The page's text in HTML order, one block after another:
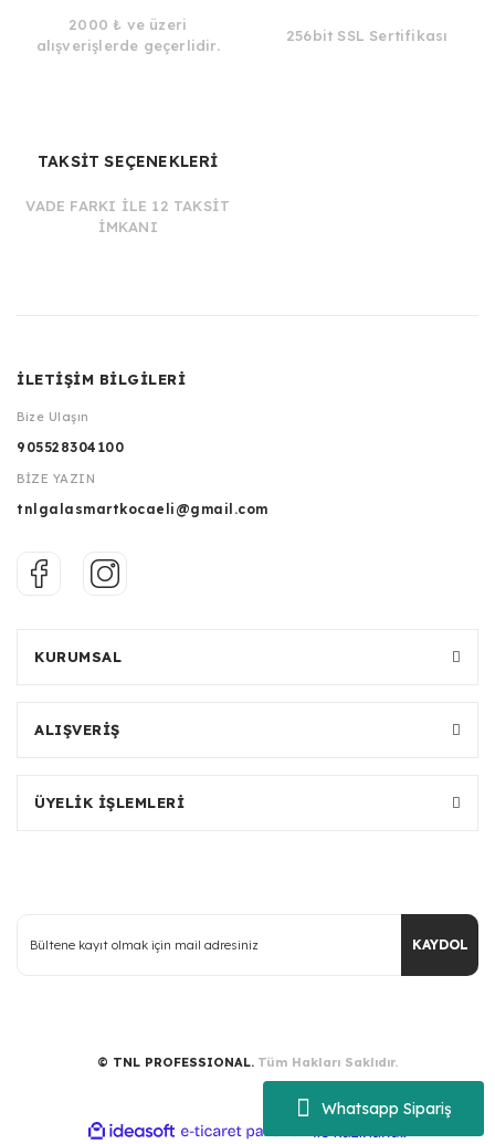
Whatsapp Sipariş
2000 ₺ ve üzeri
alışverişlerde geçerlidir.
256bit SSL Sertifikası
TAKSİT SEÇENEKLERİ
VADE FARKI İLE 12 TAKSİT
İMKANI
İLETİŞİM BİLGİLERİ
Bize Ulaşın
905528304100
BİZE YAZIN
tnlgalasmartkocaeli@gmail.com
KURUMSAL
ALIŞVERİŞ
ÜYELİK İŞLEMLERİ
KAYDOL
© TNL PROFESSIONAL. Tüm Hakları Saklıdır.
ideasoft